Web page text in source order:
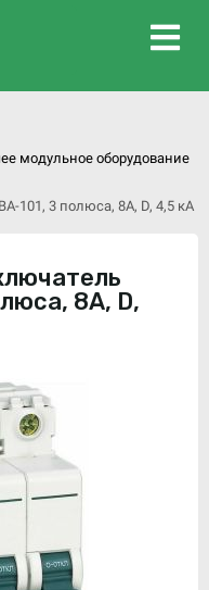
модульное оборудование
101, 3 полюса, 8А, D, 4,5 кА
8А, D,